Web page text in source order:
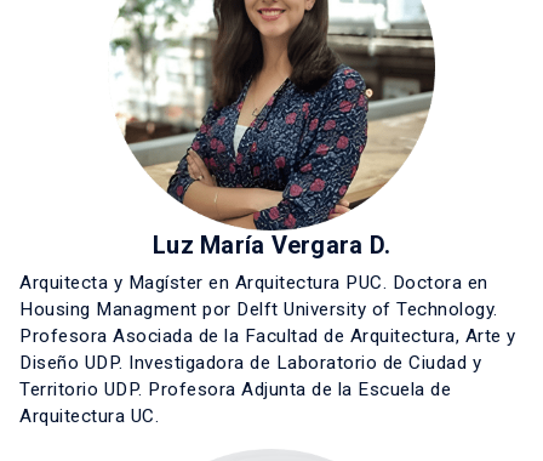
Luz María Vergara D.
Arquitecta y Magíster en Arquitectura PUC. Doctora en
Housing Managment por Delft University of Technology.
Profesora Asociada de la Facultad de Arquitectura, Arte y
Diseño UDP. Investigadora de Laboratorio de Ciudad y
Territorio UDP. Profesora Adjunta de la Escuela de
Arquitectura UC.